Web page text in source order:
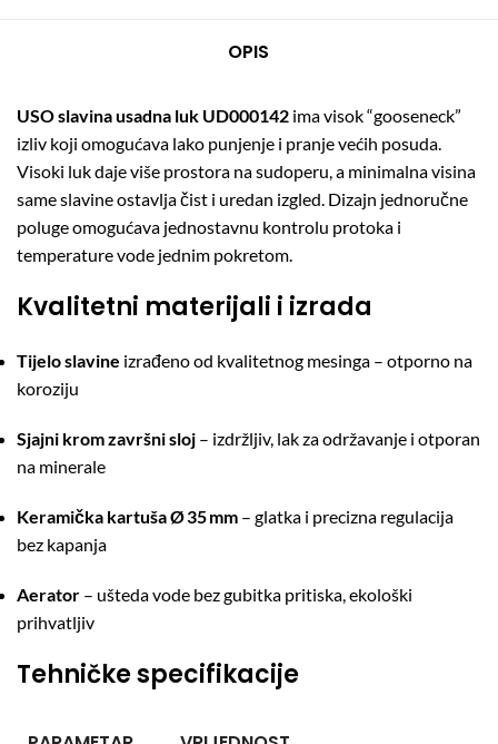
OPIS
USO slavina usadna luk UD000142 ima visok “gooseneck”
izliv koji omogućava lako punjenje i pranje većih posuda.
Visoki luk daje više prostora na sudoperu, a minimalna visina
same slavine ostavlja čist i uredan izgled. Dizajn jednoručne
poluge omogućava jednostavnu kontrolu protoka i
temperature vode jednim pokretom.
Kvalitetni materijali i izrada
Tijelo slavine izrađeno od kvalitetnog mesinga – otporno na
koroziju
Sjajni krom završni sloj – izdržljiv, lak za održavanje i otporan
na minerale
Keramička kartuša Ø 35 mm – glatka i precizna regulacija
bez kapanja
Aerator – ušteda vode bez gubitka pritiska, ekološki
prihvatljiv
Tehničke specifikacije